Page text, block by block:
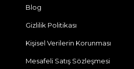
Blog
Gizlilik Politikası
Kişisel Verilerin Korunması
Mesafeli Satış Sözleşmesi